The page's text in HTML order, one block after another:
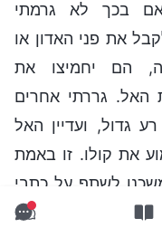
בכך לא גרמתי
את פני האדון או
הם יחמיצו את
האל. גררתי אחרים
גדול, ועדיין האל
את קולו. זו באמת
לשתף על כתבי
הכנסייה נעשתה